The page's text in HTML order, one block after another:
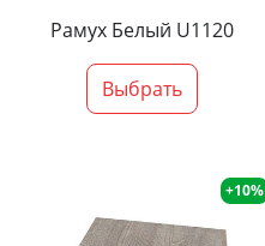
Рамух Белый U1120
Выбрать
+10%